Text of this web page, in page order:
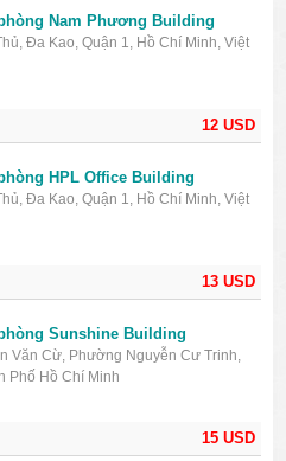
12 USD
Nam Phương Building
Đa Kao, Quận 1, Hồ Chí Minh, Việt
13 USD
HPL Office Building
Đa Kao, Quận 1, Hồ Chí Minh, Việt
15 USD
Sunshine Building
Văn Cừ, Phường Nguyễn Cư Trinh,
Phố Hồ Chí Minh